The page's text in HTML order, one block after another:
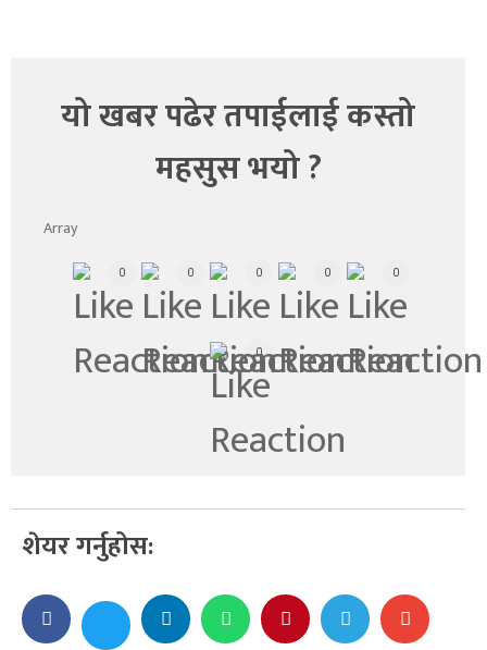
यो खबर पढेर तपाईलाई कस्तो
महसुस भयो ?
Array
0 0 0 0 0
0
शेयर गर्नुहोस: